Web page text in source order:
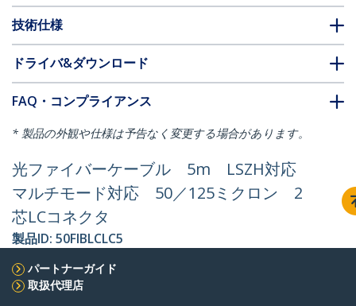
技術仕様
ドライバ&ダウンロード
FAQ・コンプライアンス
* 製品の外観や仕様は予告なく変更する場合があります。
光ファイバーケーブル 5m LSZH対応
マルチモード対応 50／125ミクロン 2
芯LCコネクタ
製品ID: 50FIBLCLC5
パートナーガイド
取扱代理店